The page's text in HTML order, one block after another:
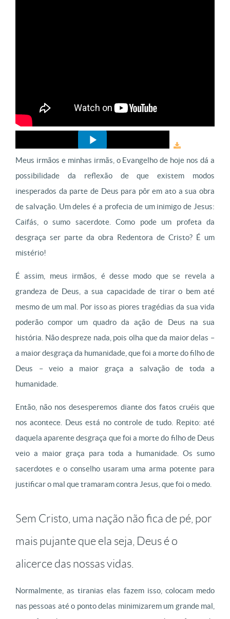
Meus irmãos e minhas irmãs, o Evangelho de hoje nos dá a
possibilidade da reflexão de que existem modos
inesperados da parte de Deus para pôr em ato a sua obra
de salvação. Um deles é a profecia de um inimigo de Jesus:
Caifás, o sumo sacerdote. Como pode um profeta da
desgraça ser parte da obra Redentora de Cristo? É um
mistério!
É assim, meus irmãos, é desse modo que se revela a
grandeza de Deus, a sua capacidade de tirar o bem até
mesmo de um mal. Por isso as piores tragédias da sua vida
poderão compor um quadro da ação de Deus na sua
história. Não despreze nada, pois olha que da maior delas –
a maior desgraça da humanidade, que foi a morte do filho de
Deus – veio a maior graça a salvação de toda a
humanidade.
Então, não nos desesperemos diante dos fatos cruéis que
nos acontece. Deus está no controle de tudo. Repito: até
daquela aparente desgraça que foi a morte do filho de Deus
veio a maior graça para toda a humanidade. Os sumo
sacerdotes e o conselho usaram uma arma potente para
justificar o mal que tramaram contra Jesus, que foi o medo.
Sem Cristo, uma nação não fica de pé, por
mais pujante que ela seja, Deus é o
alicerce das nossas vidas.
Normalmente, as tiranias elas fazem isso, colocam medo
nas pessoas até o ponto delas minimizarem um grande mal,